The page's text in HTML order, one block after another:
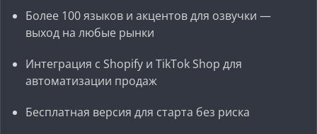
Более 100 языков и акцентов для озвучки —
выход на любые рынки
Интеграция с Shopify и TikTok Shop для
автоматизации продаж
Бесплатная версия для старта без риска